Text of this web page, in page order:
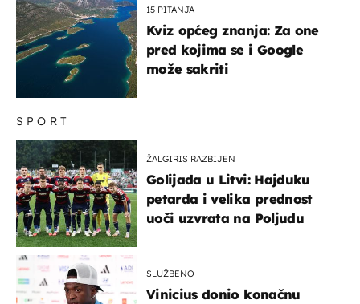
SPORT
ŽALGIRIS RAZBIJEN
Golijada u Litvi: Hajduku
petarda i velika prednost
uoči uzvrata na Poljudu
SLUŽBENO
Vinicius donio konačnu
15 PITANJA
Kviz općeg znanja: Za one
pred kojima se i Google
može sakriti